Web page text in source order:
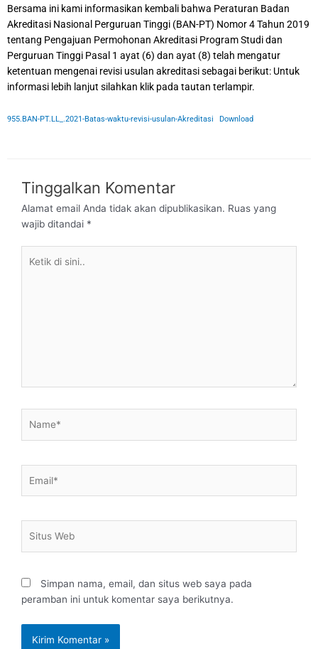
Bersama ini kami informasikan kembali bahwa Peraturan Badan
Akreditasi Nasional Perguruan Tinggi (BAN-PT) Nomor 4 Tahun 2019
tentang Pengajuan Permohonan Akreditasi Program Studi dan
Perguruan Tinggi Pasal 1 ayat (6) dan ayat (8) telah mengatur
ketentuan mengenai revisi usulan akreditasi sebagai berikut: Untuk
informasi lebih lanjut silahkan klik pada tautan terlampir.
955.BAN-PT.LL_.2021-Batas-waktu-revisi-usulan-Akreditasi Download
Tinggalkan Komentar
Alamat email Anda tidak akan dipublikasikan. Ruas yang
wajib ditandai *
Web
Simpan nama, email, dan situs web saya pada
peramban ini untuk komentar saya berikutnya.